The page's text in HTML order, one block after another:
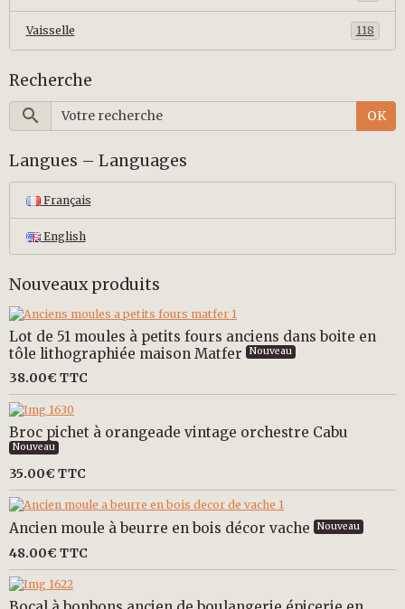
Vaisselle 118
Recherche
OK
Langues – Languages
Français
English
Nouveaux produits
Lot de 51 moules à petits fours anciens dans boite en
tôle lithographiée maison Matfer
Nouveau
38.00€ TTC
Broc pichet à orangeade vintage orchestre Cabu
Nouveau
35.00€ TTC
Ancien moule à beurre en bois décor vache Nouveau
48.00€ TTC